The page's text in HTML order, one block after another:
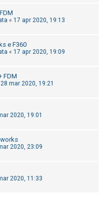
« 17 apr 2020, 19:13
e F360
« 17 apr 2020, 19:09
FDM
28 mar 2020, 19:21
2020, 19:01
2020, 23:09
2020, 11:33